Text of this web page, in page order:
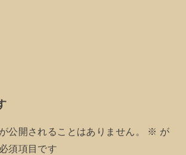
公開されることはありません。 ※ が
須項目です